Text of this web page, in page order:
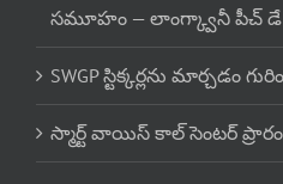
సమూహం — లాంగ్క్వానీ పీచ్ డే
SWGP స్టిక్కర్లను మార్చడం
స్మార్ట్ వాయిస్ కాల్ సెంటర్